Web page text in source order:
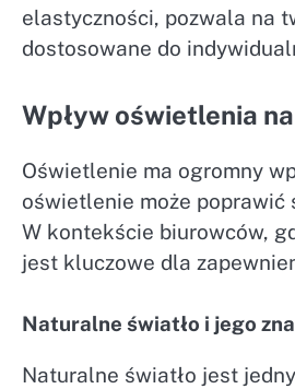
elastyczności, pozwala na
dostosowane do
Wpływ oświetlenia
Oświetlenie ma ogromny
oświetlenie może poprawić
W kontekście biurowców,
jest kluczowe dla
Naturalne światło i jego
Naturalne światło jest